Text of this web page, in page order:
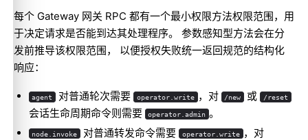
每个 Gateway 网关 RPC 都有一个最小权限方法权限范围，用
于决定请求是否能到达其处理程序。 参数感知型方法会在分
发前推导该权限范围， 以便授权失败统一返回规范的结构化
响应：
agent 对普通轮次需要 operator.write ，对 /new 或 /reset
会话生命周期命令则需要 operator.admin 。
node.invoke 对普通转发命令需要 operator.write ，对